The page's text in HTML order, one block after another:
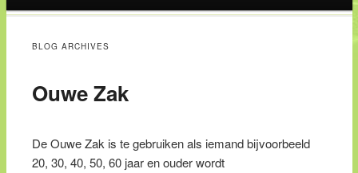
content
BLOG ARCHIVES
Ouwe Zak
De Ouwe Zak is te gebruiken als iemand bijvoorbeeld
20, 30, 40, 50, 60 jaar en ouder wordt